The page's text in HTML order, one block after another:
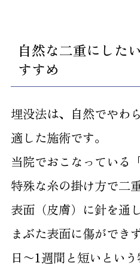
自然な二重にした
すすめ
埋没法は、自然でやわ
適した施術です。
当院でおこなっている
特殊な糸の掛け方で二
表面（皮膚）に針を通
まぶた表面に傷ができ
日〜1週間と短いとい